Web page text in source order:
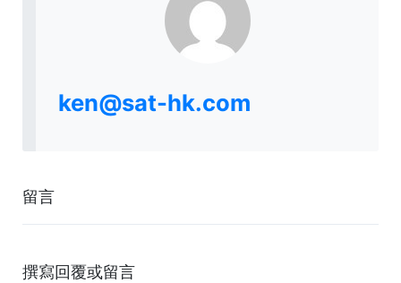
ken@sat-hk.com
留言
撰寫回覆或留言